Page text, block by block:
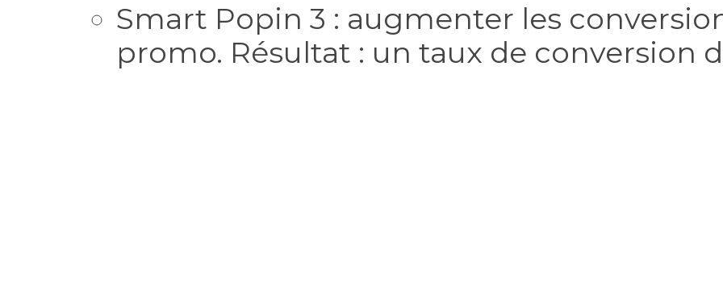
Smart Popin 3 : augmenter les
promo. Résultat : un taux de conversion